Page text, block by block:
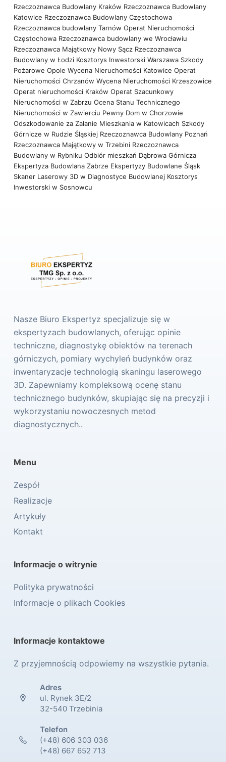
Rzeczoznawca Budowlany Kraków Rzeczoznawca Budowlany
Katowice Rzeczoznawca Budowlany Częstochowa
Rzeczoznawca budowlany Tarnów Operat Nieruchomości
Częstochowa Rzeczoznawca budowlany we Wrocławiu
Rzeczoznawca Majątkowy Nowy Sącz Rzeczoznawca
Budowlany w Łodzi Kosztorys Inwestorski Warszawa Szkody
Pożarowe Opole Wycena Nieruchomości Katowice Operat
Nieruchomości Chrzanów Wycena Nieruchomości Krzeszowice
Operat nieruchomości Kraków Operat Szacunkowy
Nieruchomości w Zabrzu Ocena Stanu Technicznego
Nieruchomości w Zawierciu Pewny Dom w Chorzowie
Odszkodowanie za Zalanie Mieszkania w Katowicach Szkody
Górnicze w Rudzie Śląskiej Rzeczoznawca Budowlany Poznań
Rzeczoznawca Majątkowy w Trzebini Rzeczoznawca
Budowlany w Rybniku Odbiór mieszkań Dąbrowa Górnicza
Ekspertyza Budowlana Zabrze Ekspertyzy Budowlane Śląsk
Skaner Laserowy 3D w Diagnostyce Budowlanej Kosztorys
Inwestorski w Sosnowcu
Nasze Biuro Ekspertyz specjalizuje się w
ekspertyzach budowlanych, oferując opinie
techniczne, diagnostykę obiektów na terenach
górniczych, pomiary wychyleń budynków oraz
inwentaryzacje technologią skaningu laserowego
3D. Zapewniamy kompleksową ocenę stanu
technicznego budynków, skupiając się na precyzji i
wykorzystaniu nowoczesnych metod
diagnostycznych..
Menu
Zespół
Realizacje
Artykuły
Kontakt
Informacje o witrynie
Polityka prywatności
Informacje o plikach Cookies
Informacje kontaktowe
Z przyjemnością odpowiemy na wszystkie pytania.
Adres
ul. Rynek 3E/2
32-540 Trzebinia
Telefon
(+48) 606 303 036
(+48) 667 652 713